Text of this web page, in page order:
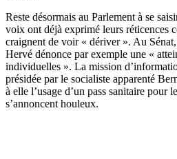
Reste désormais au Parlement à se
voix ont déjà exprimé leurs réticences
craignent de voir « dériver ». Au
Hervé dénonce par exemple une «
individuelles ». La mission
présidée par le socialiste apparenté
à elle l’usage d’un pass sanitaire pour
s’annoncent houleux.